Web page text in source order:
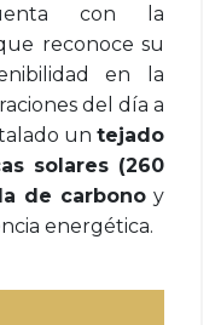
con la
reconoce su
en la
del día a
un tejado
solares (260
de carbono y
energética.